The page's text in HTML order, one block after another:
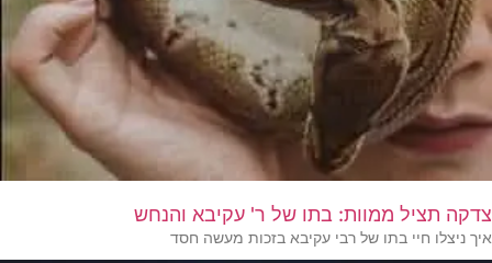
צדקה תציל ממוות: בתו של ר' עקיבא והנחש
איך ניצלו חיי בתו של רבי עקיבא בזכות מעשה חסד